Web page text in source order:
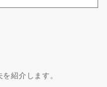
紹介します。